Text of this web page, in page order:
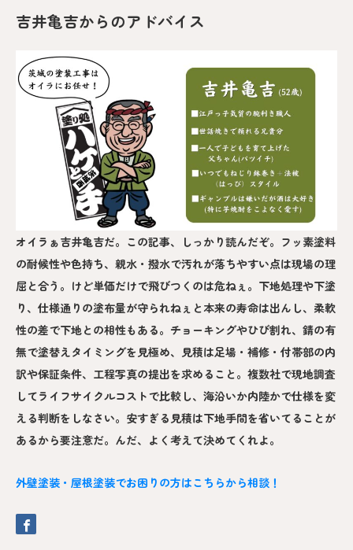
吉井亀吉からのアドバイス
オイラぁ吉井亀吉だ。この記事、しっかり読んだぞ。フッ素塗料
の耐候性や色持ち、親水・撥水で汚れが落ちやすい点は現場の理
屈と合う。けど単価だけで飛びつくのは危ねぇ。下地処理や下塗
り、仕様通りの塗布量が守られねぇと本来の寿命は出んし、柔軟
性の差で下地との相性もある。チョーキングやひび割れ、錆の有
無で塗替えタイミングを見極め、見積は足場・補修・付帯部の内
訳や保証条件、工程写真の提出を求めること。複数社で現地調査
してライフサイクルコストで比較し、海沿いか内陸かで仕様を変
える判断をしなさい。安すぎる見積は下地手間を省いてることが
あるから要注意だ。んだ、よく考えて決めてくれよ。
外壁塗装・屋根塗装でお困りの方はこちらから相談！